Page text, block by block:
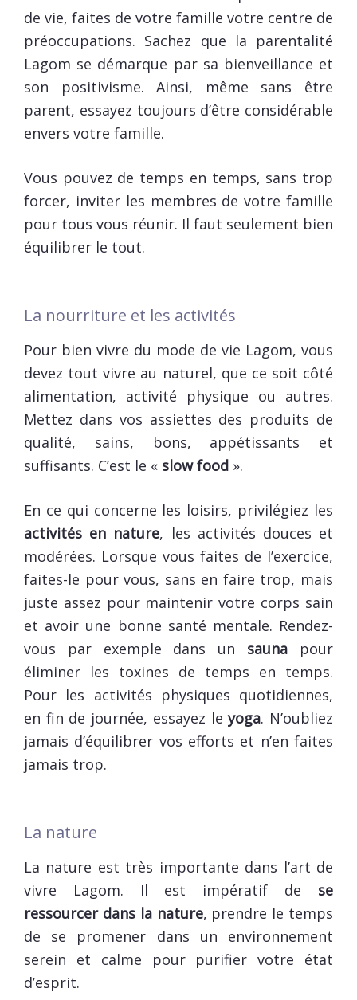
de vie, faites de votre famille votre centre de
préoccupations. Sachez que la parentalité
Lagom se démarque par sa bienveillance et
son positivisme. Ainsi, même sans être
parent, essayez toujours d’être considérable
envers votre famille.
Vous pouvez de temps en temps, sans trop
forcer, inviter les membres de votre famille
pour tous vous réunir. Il faut seulement bien
équilibrer le tout.
La nourriture et les activités
Pour bien vivre du mode de vie Lagom, vous
devez tout vivre au naturel, que ce soit côté
alimentation, activité physique ou autres.
Mettez dans vos assiettes des produits de
qualité, sains, bons, appétissants et
suffisants. C’est le « slow food ».
En ce qui concerne les loisirs, privilégiez les
activités en nature, les activités douces et
modérées. Lorsque vous faites de l’exercice,
faites-le pour vous, sans en faire trop, mais
juste assez pour maintenir votre corps sain
et avoir une bonne santé mentale. Rendez-
vous par exemple dans un sauna pour
éliminer les toxines de temps en temps.
Pour les activités physiques quotidiennes,
en fin de journée, essayez leyoga. N’oubliez
jamais d’équilibrer vos efforts et n’en faites
jamais trop.
La nature
La nature est très importante dans l’art de
vivre Lagom. Il est impératif de se
ressourcer dans la nature, prendre le temps
de se promener dans un environnement
serein et calme pour purifier votre état
d’esprit.